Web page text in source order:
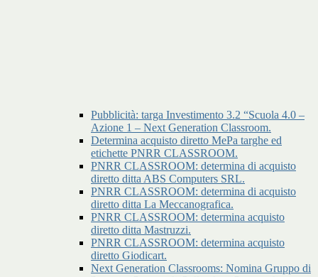
Pubblicità: targa Investimento 3.2 “Scuola 4.0 –
Azione 1 – Next Generation Classroom.
Determina acquisto diretto MePa targhe ed
etichette PNRR CLASSROOM.
PNRR CLASSROOM: determina di acquisto
diretto ditta ABS Computers SRL.
PNRR CLASSROOM: determina di acquisto
diretto ditta La Meccanografica.
PNRR CLASSROOM: determina acquisto
diretto ditta Mastruzzi.
PNRR CLASSROOM: determina acquisto
diretto Giodicart.
Next Generation Classrooms: Nomina Gruppo di